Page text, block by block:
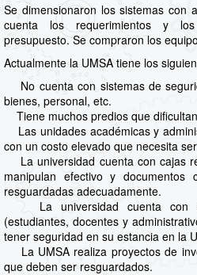
Se dimensionaron los sistemas con
cuenta los requerimientos y
presupuesto. Se compraron los
Actualmente la UMSA tiene los
No cuenta con sistemas de
bienes, personal, etc.
Tiene muchos predios que
Las unidades académicas y
con un costo elevado que necesita
La universidad cuenta con cajas
manipulan efectivo y documentos
resguardadas adecuadamente.
La universidad cuenta con
(estudiantes, docentes y
tener seguridad en su estancia en la
La UMSA realiza proyectos de
que deben ser resguardados.